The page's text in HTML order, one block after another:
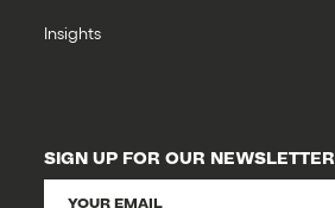
Insights
SIGN UP FOR OUR NEWSLETTER